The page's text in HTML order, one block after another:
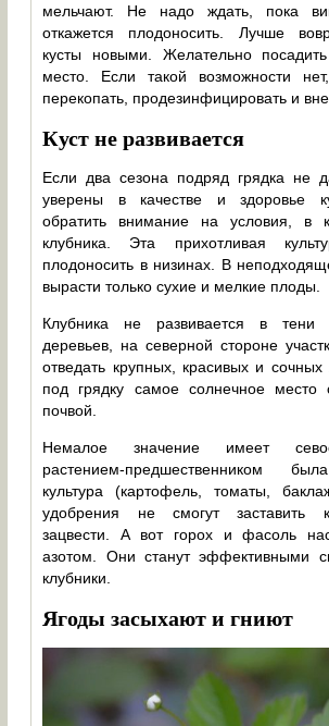
мельчают. Не надо ждать, пока
откажется плодоносить. Лучше
кусты новыми. Желательно
место. Если такой возможности
перекопать, продезинфицировать и
Куст не развивается
Если два сезона подряд грядка не
уверены в качестве и здоровье
обратить внимание на условия, в
клубника. Эта прихотливая
плодоносить в низинах. В
вырасти только сухие и мелкие плоды.
Клубника не развивается в тени
деревьев, на северной стороне
отведать крупных, красивых и сочных
под грядку самое солнечное место
почвой.
Немалое значение имеет
растением-предшественником
культура (картофель, томаты,
удобрения не смогут заставить
зацвести. А вот горох и фасоль
азотом. Они станут эффективными
клубники.
Ягоды засыхают и гниют